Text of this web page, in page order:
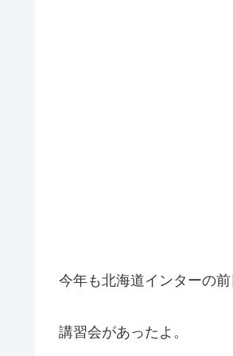
今年も北海道インターの
講習会があったよ。